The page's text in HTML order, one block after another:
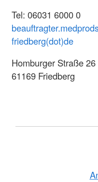
Tel: 06031 6000 0
friedberg(dot)de
Homburger Straße 26
61169 Friedberg